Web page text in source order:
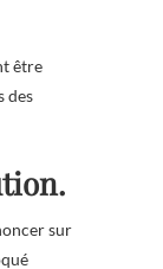
être
des
sur